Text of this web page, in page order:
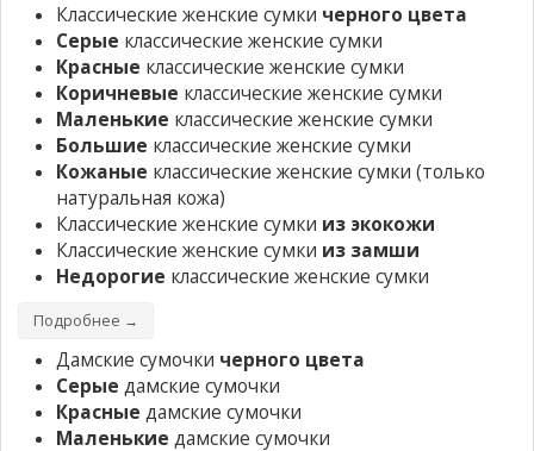
Классические женские сумки черного цвета
Серые классические женские сумки
Красные классические женские сумки
Коричневые классические женские сумки
Маленькие классические женские сумки
Большие классические женские сумки
Кожаные классические женские сумки (только
натуральная кожа)
Классические женские сумки из экокожи
Классические женские сумки из замши
Недорогие классические женские сумки
Подробнее →
Дамские сумочки черного цвета
Серые дамские сумочки
Красные дамские сумочки
Маленькие дамские сумочки